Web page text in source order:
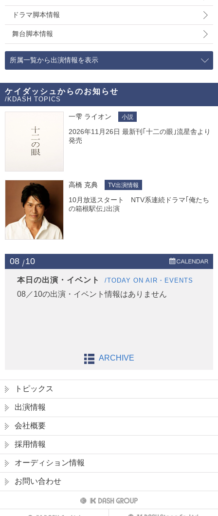
ドラマ脚本情報
舞台脚本情報
所属一覧から出演情報を表示
ケイダッシュからのお知らせ
/KDASH TOPICS
一雫 ライオン 小説
2026年11月26日 最新刊｢十二の眼｣流星舎より
発売
高橋 克典 TV出演情報
10月放送スタート NTV系連続ドラマ｢俺たち
の箱根駅伝｣出演
08 10
本日の出演・イベント /TODAY ON AIR・EVENTS
08／10の出演・イベント情報はありません
ARCHIVE
トピックス
出演情報
会社概要
採用情報
オーディション情報
お問い合わせ